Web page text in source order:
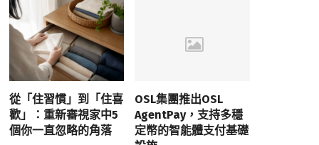
從「住習慣」到「住喜
歡」：重新審視家中5
個你一直忽略的角落
OSL集團推出OSL
AgentPay，支持多穩
定幣的智能體支付基礎